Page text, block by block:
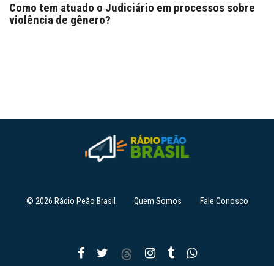
Como tem atuado o Judiciário em processos sobre
violência de gênero?
© 2026 Rádio Peão Brasil Quem Somos Fale Conosco